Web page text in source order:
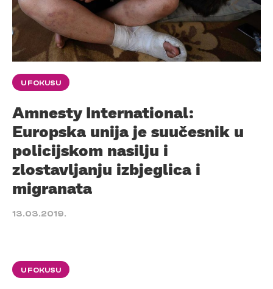
U FOKUSU
Amnesty International:
Europska unija je suučesnik u
policijskom nasilju i
zlostavljanju izbjeglica i
migranata
13.03.2019.
U FOKUSU